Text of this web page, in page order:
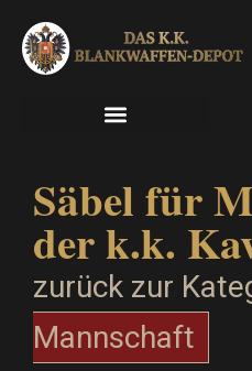
Zum
Säbel für
der k.k.
zurück zur
Mannschaft